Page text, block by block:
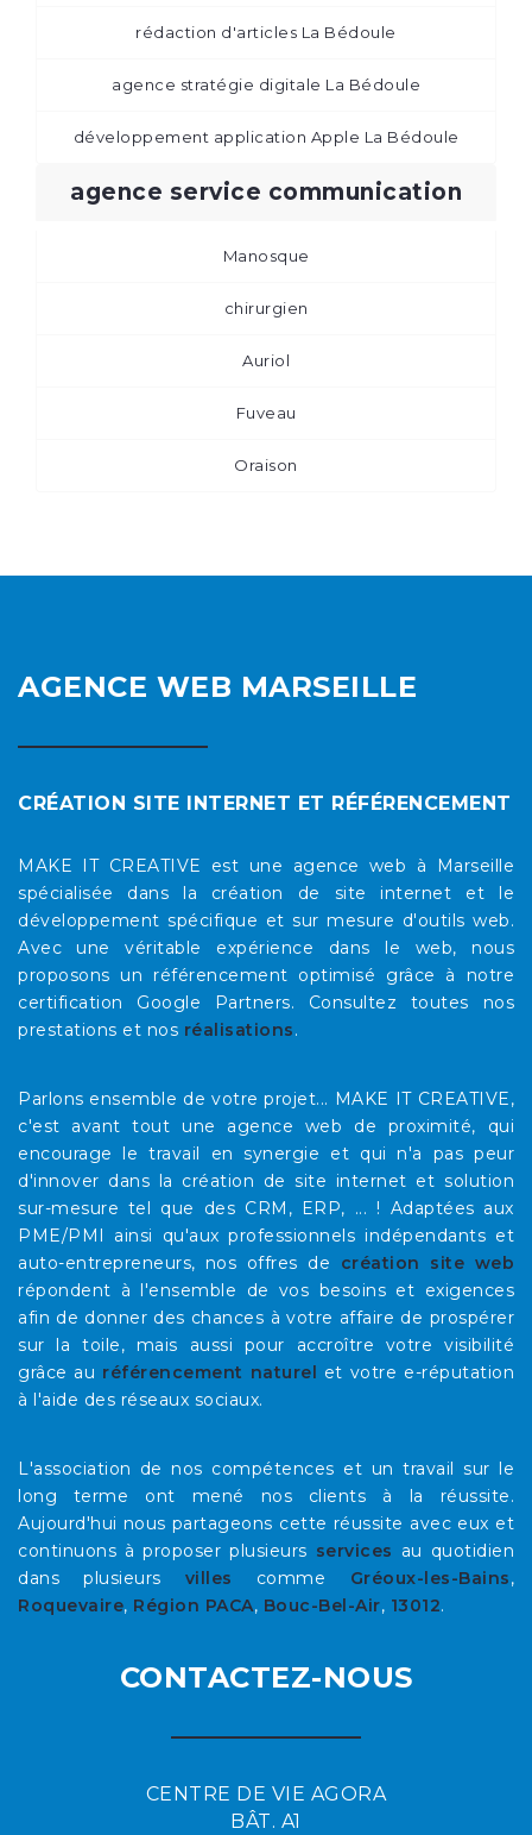
rédaction d'articles La Bédoule
agence stratégie digitale La Bédoule
développement application Apple La Bédoule
agence service communication
Manosque
chirurgien
Auriol
Fuveau
Oraison
AGENCE WEB MARSEILLE
CRÉATION SITE INTERNET ET RÉFÉRENCEMENT
MAKE IT CREATIVE est une agence web à Marseille
spécialisée dans la création de site internet et le
développement spécifique et sur mesure d'outils web.
Avec une véritable expérience dans le web, nous
proposons un référencement optimisé grâce à notre
certification Google Partners. Consultez toutes nos
prestations et nos réalisations.
Parlons ensemble de votre projet... MAKE IT CREATIVE,
c'est avant tout une agence web de proximité, qui
encourage le travail en synergie et qui n'a pas peur
d'innover dans la création de site internet et solution
sur-mesure tel que des CRM, ERP, ... ! Adaptées aux
PME/PMI ainsi qu'aux professionnels indépendants et
auto-entrepreneurs, nos offres de création site web
répondent à l'ensemble de vos besoins et exigences
afin de donner des chances à votre affaire de prospérer
sur la toile, mais aussi pour accroître votre visibilité
grâce au référencement naturel et votre e-réputation
à l'aide des réseaux sociaux.
L'association de nos compétences et un travail sur le
long terme ont mené nos clients à la réussite.
Aujourd'hui nous partageons cette réussite avec eux et
continuons à proposer plusieurs services au quotidien
dans plusieurs villes comme Gréoux-les-Bains,
Roquevaire, Région PACA, Bouc-Bel-Air, 13012.
CONTACTEZ-NOUS
CENTRE DE VIE AGORA
BÂT. A1